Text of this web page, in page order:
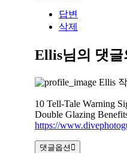
답변
삭제
Ellis님의 댓글
Ellis
10 Tell-Tale Warning
Double Glazing
https://
댓글옵션